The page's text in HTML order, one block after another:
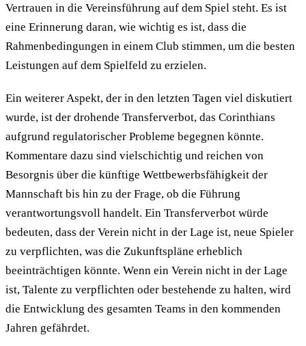
Vertrauen in die Vereinsführung auf dem Spiel steht. Es ist
eine Erinnerung daran, wie wichtig es ist, dass die
Rahmenbedingungen in einem Club stimmen, um die besten
Leistungen auf dem Spielfeld zu erzielen.
Ein weiterer Aspekt, der in den letzten Tagen viel diskutiert
wurde, ist der drohende Transferverbot, das Corinthians
aufgrund regulatorischer Probleme begegnen könnte.
Kommentare dazu sind vielschichtig und reichen von
Besorgnis über die künftige Wettbewerbsfähigkeit der
Mannschaft bis hin zu der Frage, ob die Führung
verantwortungsvoll handelt. Ein Transferverbot würde
bedeuten, dass der Verein nicht in der Lage ist, neue Spieler
zu verpflichten, was die Zukunftspläne erheblich
beeinträchtigen könnte. Wenn ein Verein nicht in der Lage
ist, Talente zu verpflichten oder bestehende zu halten, wird
die Entwicklung des gesamten Teams in den kommenden
Jahren gefährdet.